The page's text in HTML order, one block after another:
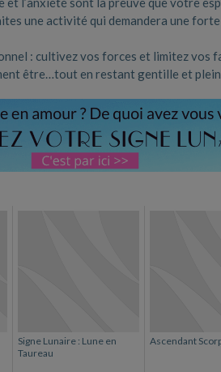
une activité qui demandera une
: cultivez vos forces et limitez vos
être…tout en restant gentille et
Signe Lunaire : Lune en
Taureau
Ascendant